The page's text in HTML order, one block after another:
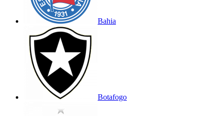
Bahia
Botafogo